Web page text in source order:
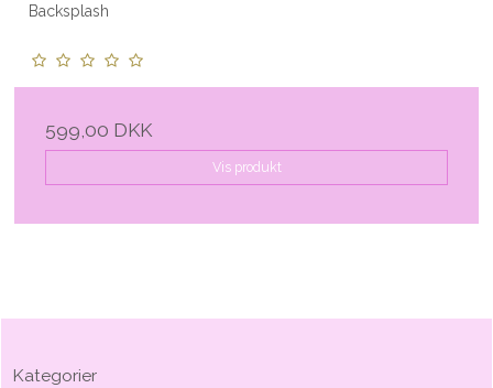
Backsplash
599,00 DKK
Vis produkt
Kategorier